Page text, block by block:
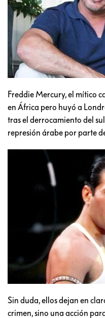
Freddie Mercury, el mítico
en África pero huyó a
tras el derrocamiento del
represión árabe por parte
Sin duda, ellos dejan en
crimen, sino una acción